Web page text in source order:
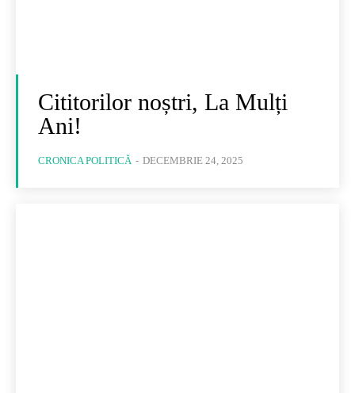
Cititorilor noștri, La Mulți
Ani!
CRONICA POLITICĂ - DECEMBRIE 24, 2025